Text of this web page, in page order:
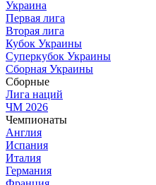
Украина
Первая лига
Вторая лига
Кубок Украины
Суперкубок Украины
Сборная Украины
Сборные
Лига наций
ЧМ 2026
Чемпионаты
Англия
Испания
Италия
Германия